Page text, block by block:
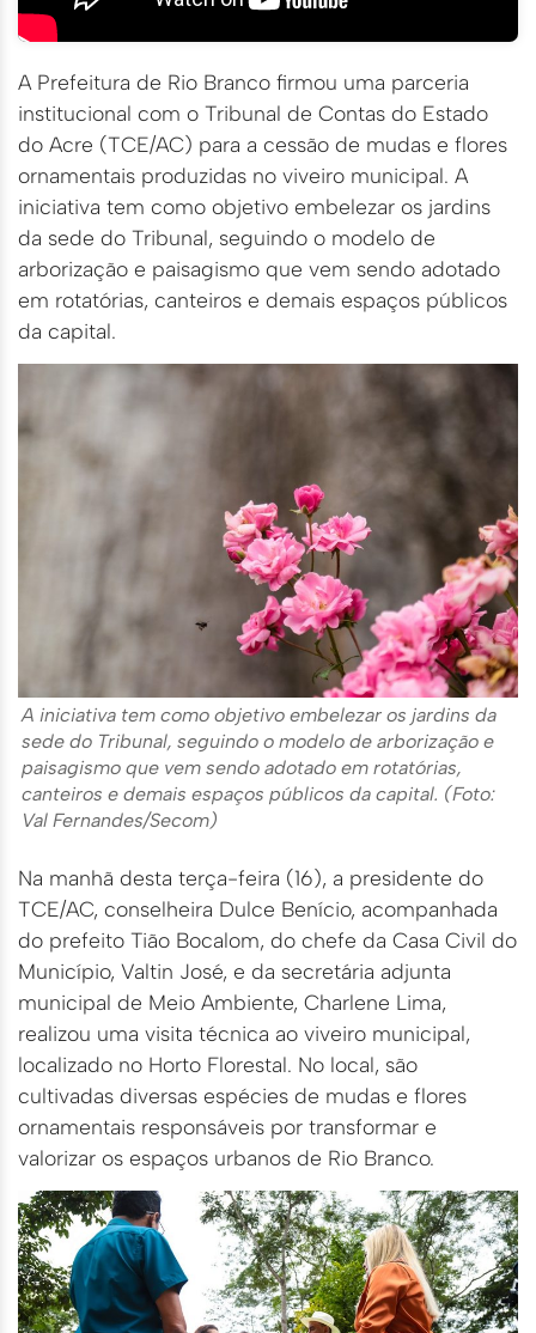
A Prefeitura de Rio Branco firmou uma parceria
institucional com o Tribunal de Contas do Estado
do Acre (TCE/AC) para a cessão de mudas e flores
ornamentais produzidas no viveiro municipal. A
iniciativa tem como objetivo embelezar os jardins
da sede do Tribunal, seguindo o modelo de
arborização e paisagismo que vem sendo adotado
em rotatórias, canteiros e demais espaços públicos
da capital.
A iniciativa tem como objetivo embelezar os jardins da
sede do Tribunal, seguindo o modelo de arborização e
paisagismo que vem sendo adotado em rotatórias,
canteiros e demais espaços públicos da capital. (Foto:
Val Fernandes/Secom)
Na manhã desta terça-feira (16), a presidente do
TCE/AC, conselheira Dulce Benício, acompanhada
do prefeito Tião Bocalom, do chefe da Casa Civil do
Município, Valtin José, e da secretária adjunta
municipal de Meio Ambiente, Charlene Lima,
realizou uma visita técnica ao viveiro municipal,
localizado no Horto Florestal. No local, são
cultivadas diversas espécies de mudas e flores
ornamentais responsáveis por transformar e
valorizar os espaços urbanos de Rio Branco.